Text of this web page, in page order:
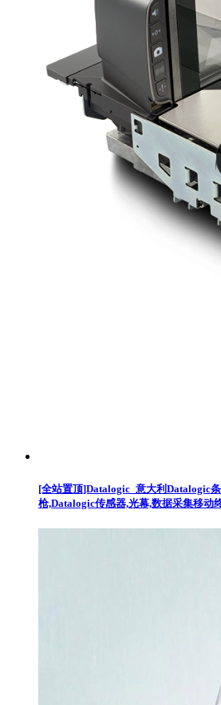
[全站置顶]Datalogic_意大利Datalogic
枪,Datalogic传感器,光幕,数据采集移动